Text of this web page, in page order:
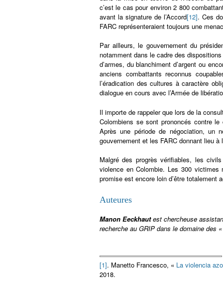
c’est le cas pour environ 2 800
avant la signature de l’Accord[12]. Ces
FARC représenteraient toujours une
Par ailleurs, le gouvernement du
notamment dans le cadre des
d’armes, du blanchiment d’argent ou
anciens combattants reconnus
l’éradication des cultures à caractère
dialogue en cours avec l’Armée de
Il importe de rappeler que lors de la
Colombiens se sont prononcés contre
Après une période de négociation,
gouvernement et les FARC donnant lieu à
Malgré des progrès vérifiables, les
violence en Colombie. Les 300 victimes
promise est encore loin d’être totalement
Auteures
Manon Eeckhautest chercheuse
recherche au GRIP dans le domaine des
[1]. Manetto Francesco, « La violencia
2018.